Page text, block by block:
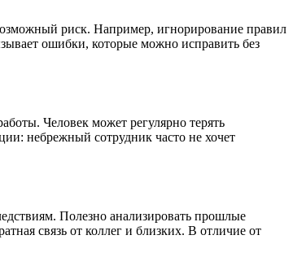
риск. Например, игнорирование правил
ошибки, которые можно исправить без
Человек может регулярно терять
небрежный сотрудник часто не хочет
Полезно анализировать прошлые
связь от коллег и близких. В отличие от